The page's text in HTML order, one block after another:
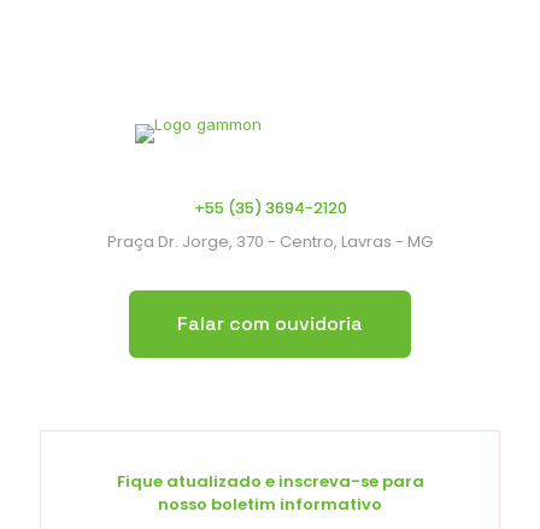
+55 (35) 3694-2120
Praça Dr. Jorge, 370 - Centro, Lavras - MG
Falar com ouvidoria
Fique atualizado e inscreva-se para
nosso boletim informativo